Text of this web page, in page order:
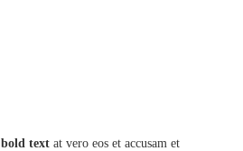
text at vero eos et accusam et